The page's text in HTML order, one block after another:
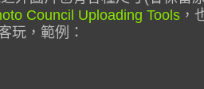
Council Uploading Tools，
玩，範例：